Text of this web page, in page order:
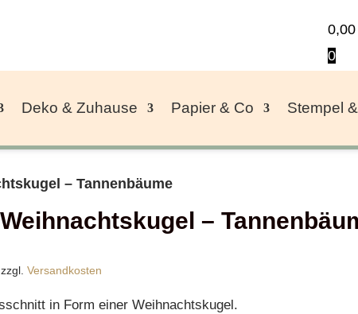
0
Deko & Zuhause Papier & Co Stempel
– Tannenbäume
–
zzgl. Versandkosten
in Form einer Weihnachtskugel.